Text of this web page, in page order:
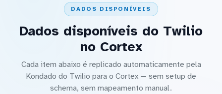
DADOS DISPONÍVEIS
Dados disponíveis do Twilio
no Cortex
Cada item abaixo é replicado automaticamente pela
Kondado do Twilio para o Cortex — sem setup de
schema, sem mapeamento manual.